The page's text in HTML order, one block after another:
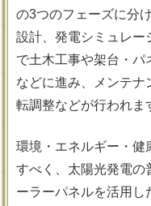
の3つのフェーズに分
設計、発電シミュレー
で土木工事や架台・パ
などに進み、メンテナ
転調整などが行われま
環境・エネルギー・健
すべく、太陽光発電の
ーラーパネルを活用し